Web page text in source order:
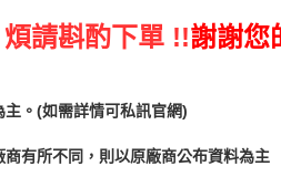
煩請斟酌下單 !!謝謝您
。(如需詳情可私訊官網)
有所不同，則以原廠商公布資料為主